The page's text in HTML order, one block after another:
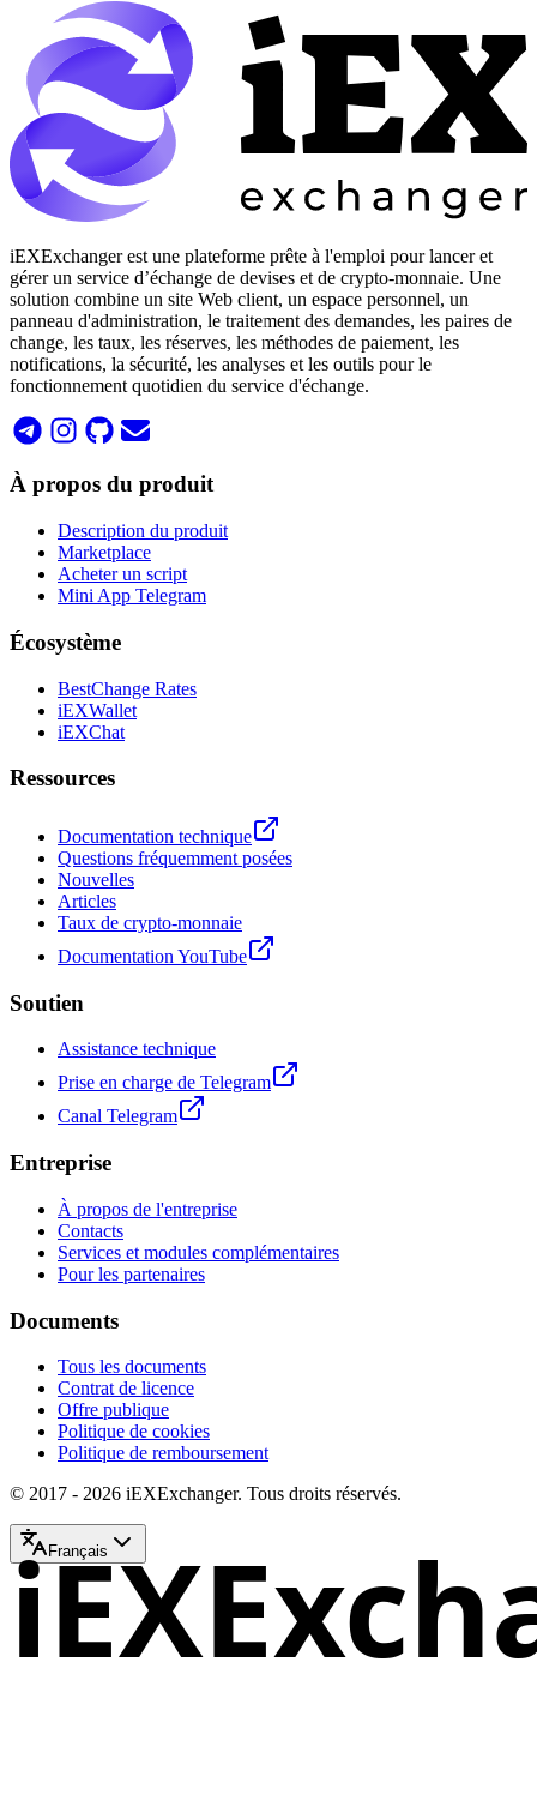
iEXExchanger est une plateforme prête à l'emploi pour lancer et
gérer un service d’échange de devises et de crypto-monnaie. Une
solution combine un site Web client, un espace personnel, un
panneau d'administration, le traitement des demandes, les paires de
change, les taux, les réserves, les méthodes de paiement, les
notifications, la sécurité, les analyses et les outils pour le
fonctionnement quotidien du service d'échange.
À propos du produit
Description du produit
Marketplace
Acheter un script
Mini App Telegram
Écosystème
BestChange Rates
iEXWallet
iEXChat
Ressources
Documentation technique
Questions fréquemment posées
Nouvelles
Articles
Taux de crypto-monnaie
Documentation YouTube
Soutien
Assistance technique
Prise en charge de Telegram
Canal Telegram
Entreprise
À propos de l'entreprise
Contacts
Services et modules complémentaires
Pour les partenaires
Documents
Tous les documents
Contrat de licence
Offre publique
Politique de cookies
Politique de remboursement
© 2017 - 2026 iEXExchanger. Tous droits réservés.
Français